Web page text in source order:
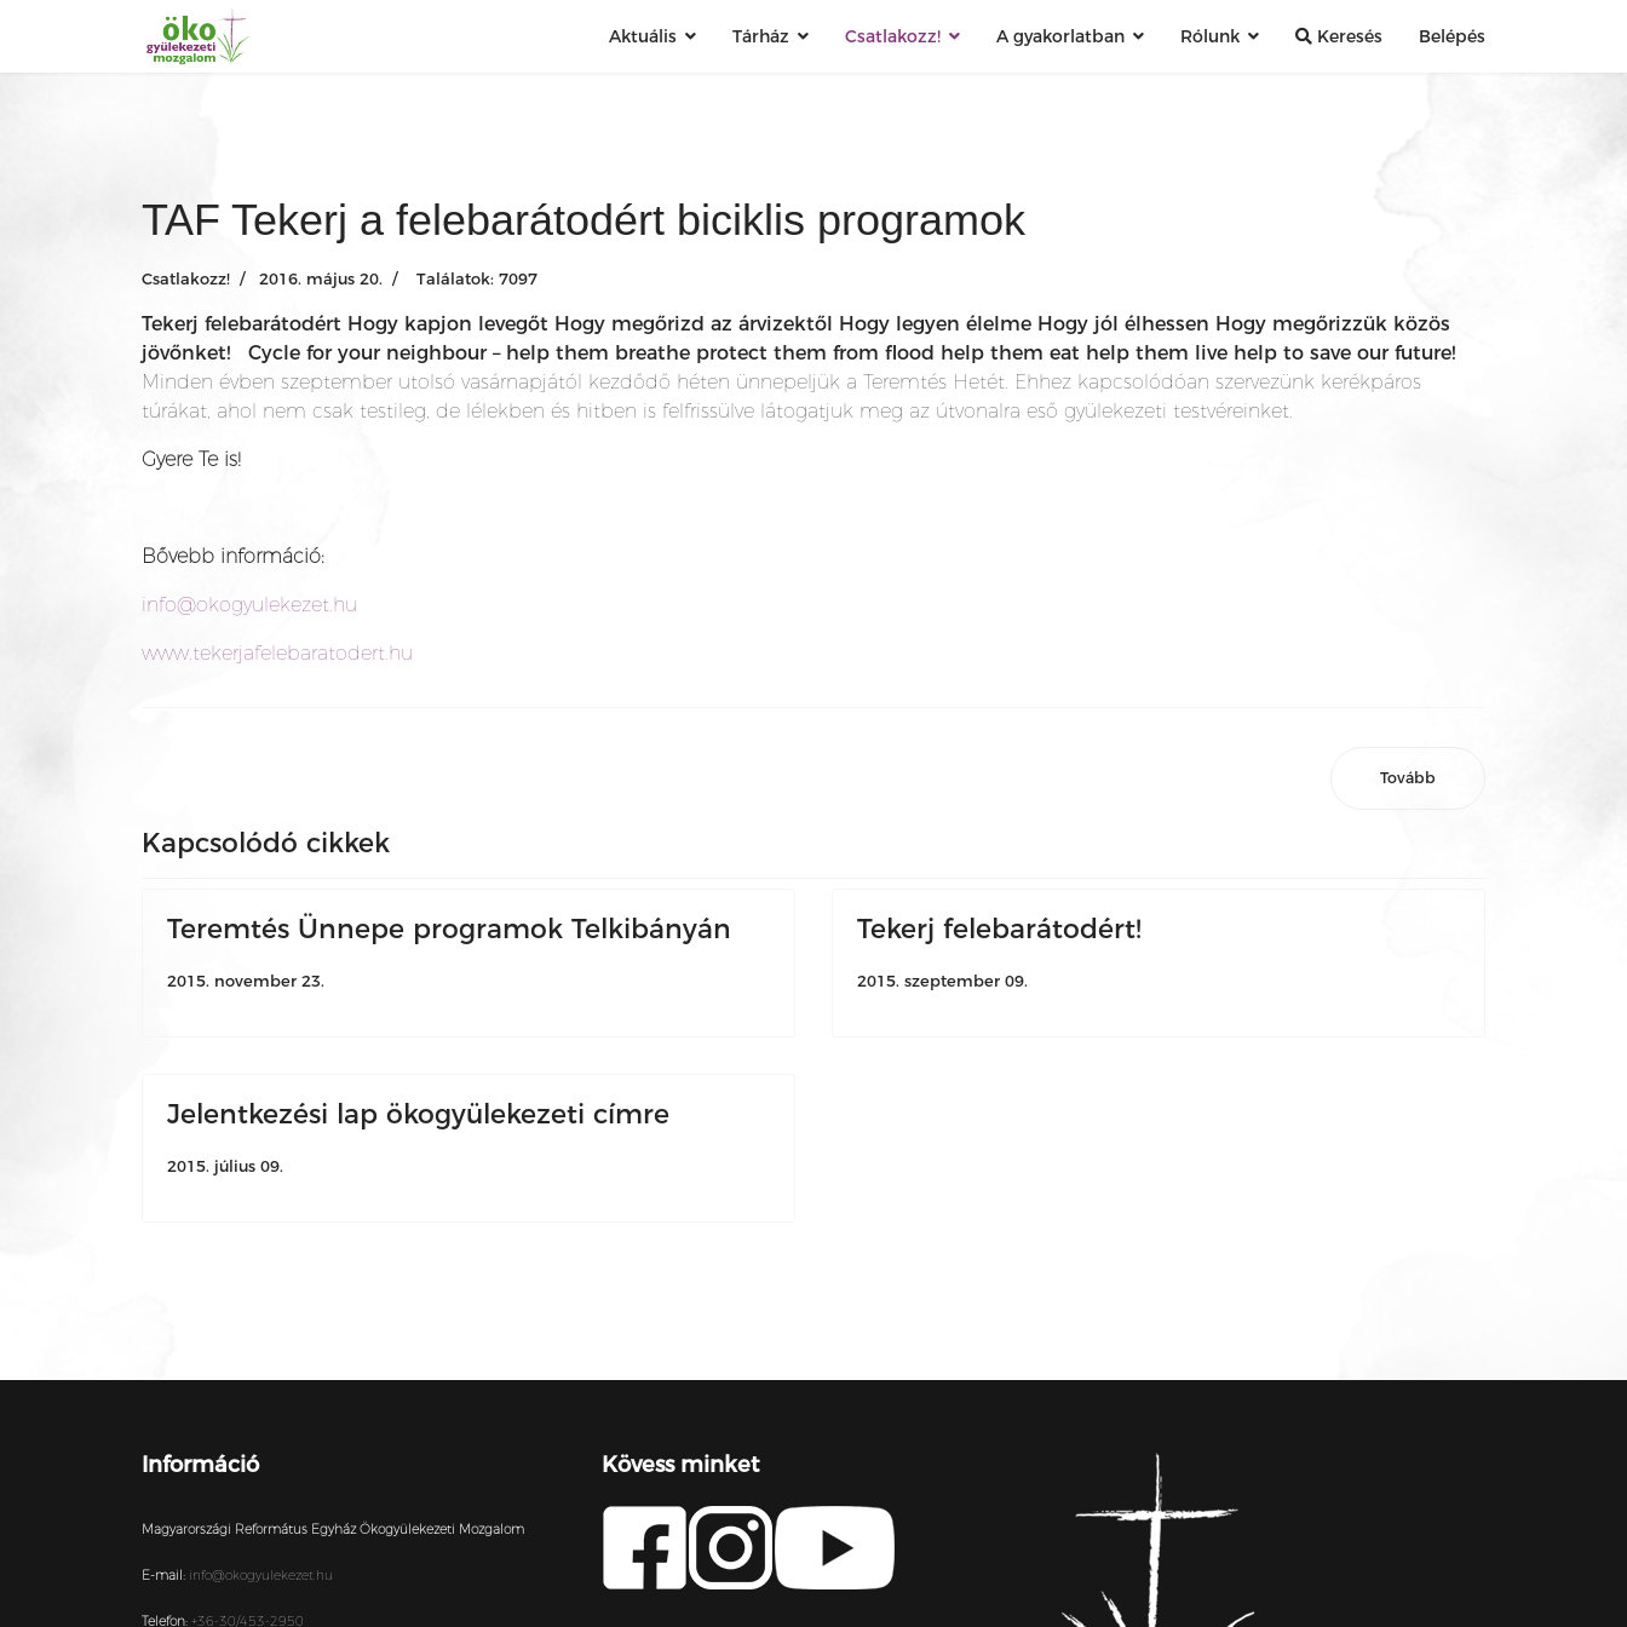
Aktuális Tárház Csatlakozz! A gyakorlatban Rólunk Keresés Belépés
TAF Tekerj a felebarátodért biciklis programok
Csatlakozz! 2016. május 20. Találatok: 7097
Tekerj felebarátodért Hogy kapjon levegőt Hogy megőrizd az árvizektől Hogy legyen élelme Hogy jól élhessen Hogy megőrizzük közös
jövőnket! Cycle for your neighbour – help them breathe protect them from flood help them eat help them live help to save our future!
Minden évben szeptember utolsó vasárnapjától kezdődő héten ünnepeljük a Teremtés Hetét. Ehhez kapcsolódóan szervezünk kerékpáros
túrákat, ahol nem csak testileg, de lélekben és hitben is felfrissülve látogatjuk meg az útvonalra eső gyülekezeti testvéreinket.
Gyere Te is!
Bővebb információ:
info@okogyulekezet.hu
www.tekerjafelebaratodert.hu
Tovább
Kapcsolódó cikkek
Teremtés Ünnepe programok Telkibányán
2015. november 23.
Tekerj felebarátodért!
2015. szeptember 09.
Jelentkezési lap ökogyülekezeti címre
2015. július 09.
Információ
Magyarországi Református Egyház Ökogyülekezeti Mozgalom
E-mail: info@okogyulekezet.hu
Telefon: +36-30/453-2950
Kövess minket